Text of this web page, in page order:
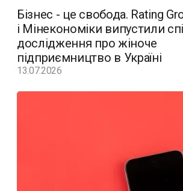
Бізнес - це свобода. Rating
і Мінекономіки випустили
дослідження про жіноче
підприємництво в Україні
13.07.2026